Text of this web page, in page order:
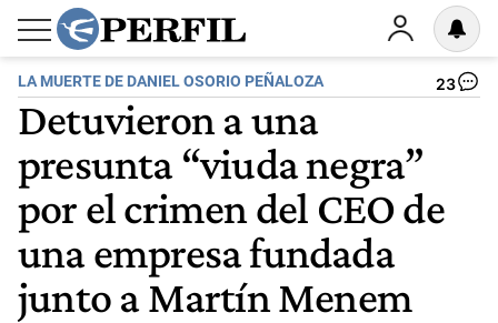
LA MUERTE DE DANIEL OSORIO PEÑALOZA 23
Detuvieron a una
presunta “viuda negra”
por el crimen del CEO de
una empresa fundada
junto a Martín Menem